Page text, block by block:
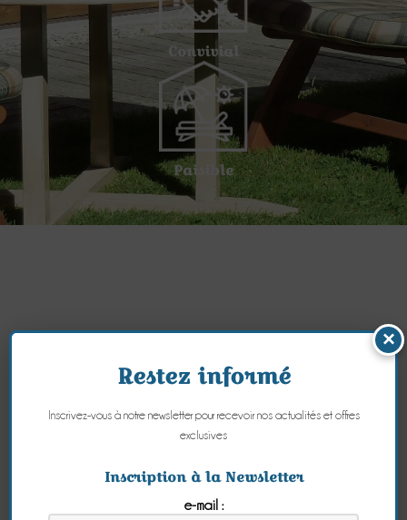
Convivial
Paisible
×
Restez informé
Inscrivez-vous à notre newsletter pour recevoir nos actualités et offres
exclusives
Inscription à la Newsletter
e-mail :